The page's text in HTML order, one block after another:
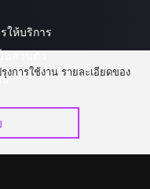
ให้บริการ
งการใช้งาน รายละเอียดของ